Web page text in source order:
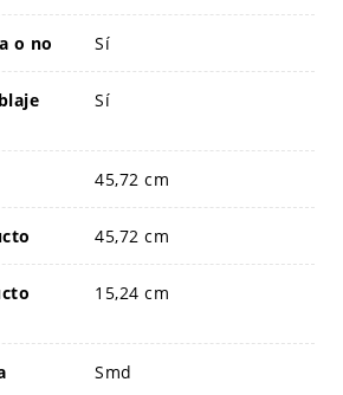
o no Sí
Sí
45,72 cm
45,72 cm
15,24 cm
Smd